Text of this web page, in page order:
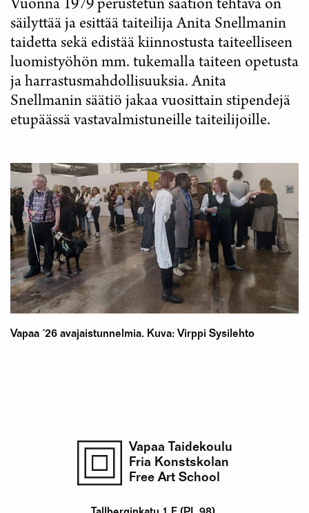
Vuonna 1979 perustetun säätiön tehtävä on
säilyttää ja esittää taiteilija Anita Snellmanin
taidetta sekä edistää kiinnostusta taiteelliseen
luomistyöhön mm. tukemalla taiteen opetusta
ja harrastusmahdollisuuksia. Anita
Snellmanin säätiö jakaa vuosittain stipendejä
etupäässä vastavalmistuneille taiteilijoille.
Vapaa ´26 avajaistunnelmia. Kuva: Virppi Sysilehto
Vapaa Taidekoulu
Fria Konstskolan
Free Art School